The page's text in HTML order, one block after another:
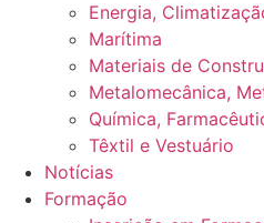
Energia,
Marítima
Materiais de
Metalomecânica,
Química,
Têxtil e Vestuário
Notícias
Formação